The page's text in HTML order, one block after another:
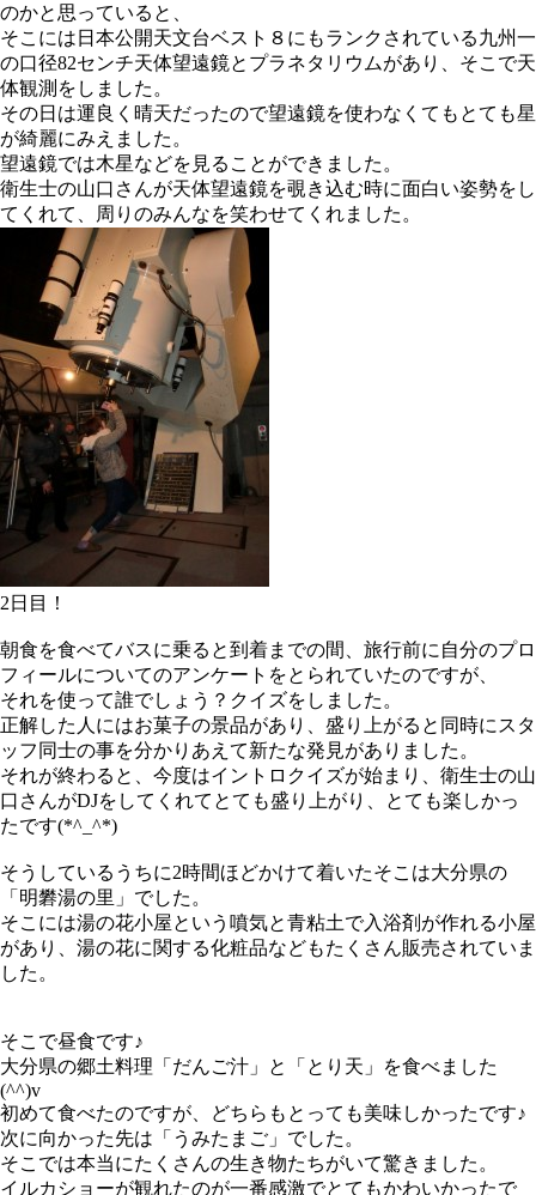
のかと思っていると、
そこには日本公開天文台ベスト８にもランクされている九州一
の口径82センチ天体望遠鏡とプラネタリウムがあり、そこで天
体観測をしました。
その日は運良く晴天だったので望遠鏡を使わなくてもとても星
が綺麗にみえました。
望遠鏡では木星などを見ることができました。
衛生士の山口さんが天体望遠鏡を覗き込む時に面白い姿勢をし
てくれて、周りのみんなを笑わせてくれました。
2日目！
朝食を食べてバスに乗ると到着までの間、旅行前に自分のプロ
フィールについてのアンケートをとられていたのですが、
それを使って誰でしょう？クイズをしました。
正解した人にはお菓子の景品があり、盛り上がると同時にスタ
ッフ同士の事を分かりあえて新たな発見がありました。
それが終わると、今度はイントロクイズが始まり、衛生士の山
口さんがDJをしてくれてとても盛り上がり、とても楽しかっ
たです(*^_^*)
そうしているうちに2時間ほどかけて着いたそこは大分県の
「明礬湯の里」でした。
そこには湯の花小屋という噴気と青粘土で入浴剤が作れる小屋
があり、湯の花に関する化粧品などもたくさん販売されていま
した。
そこで昼食です♪
大分県の郷土料理「だんご汁」と「とり天」を食べました
(^^)v
初めて食べたのですが、どちらもとっても美味しかったです♪
次に向かった先は「うみたまご」でした。
そこでは本当にたくさんの生き物たちがいて驚きました。
イルカショーが観れたのが一番感激でとてもかわいかったで